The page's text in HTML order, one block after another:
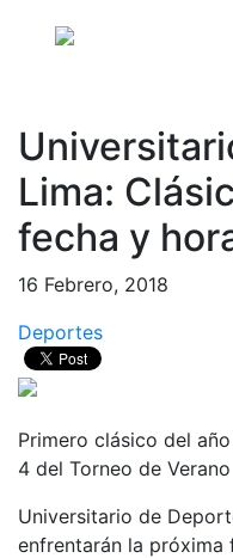
Lima:
fecha y
16 Febrero, 2018
Deportes
Primero clásico del
4 del Torneo de Verano
Universitario de
enfrentarán la próxima